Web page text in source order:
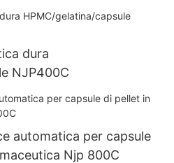
dura
NJP400C
automatica per capsule
Njp 800C